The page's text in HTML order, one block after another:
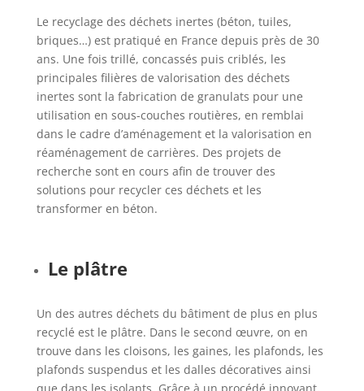
Le recyclage des déchets inertes (béton, tuiles,
briques…) est pratiqué en France depuis près de 30
ans. Une fois trillé, concassés puis criblés, les
principales filières de valorisation des déchets
inertes sont la fabrication de granulats pour une
utilisation en sous-couches routières, en remblai
dans le cadre d’aménagement et la valorisation en
réaménagement de carrières. Des projets de
recherche sont en cours afin de trouver des
solutions pour recycler ces déchets et les
transformer en béton.
Le plâtre
Un des autres déchets du bâtiment de plus en plus
recyclé est le plâtre. Dans le second œuvre, on en
trouve dans les cloisons, les gaines, les plafonds, les
plafonds suspendus et les dalles décoratives ainsi